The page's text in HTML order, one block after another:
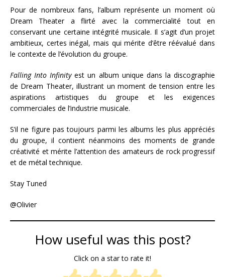
Pour de nombreux fans, l’album représente un moment où
Dream Theater a flirté avec la commercialité tout en
conservant une certaine intégrité musicale. Il s’agit d’un projet
ambitieux, certes inégal, mais qui mérite d’être réévalué dans
le contexte de l’évolution du groupe.
Falling Into Infinityest un album unique dans la discographie
de Dream Theater, illustrant un moment de tension entre les
aspirations artistiques du groupe et les exigences
commerciales de l’industrie musicale.
S’il ne figure pas toujours parmi les albums les plus appréciés
du groupe, il contient néanmoins des moments de grande
créativité et mérite l’attention des amateurs de rock progressif
et de métal technique.
Stay Tuned
@Olivier
How useful was this post?
Click on a star to rate it!